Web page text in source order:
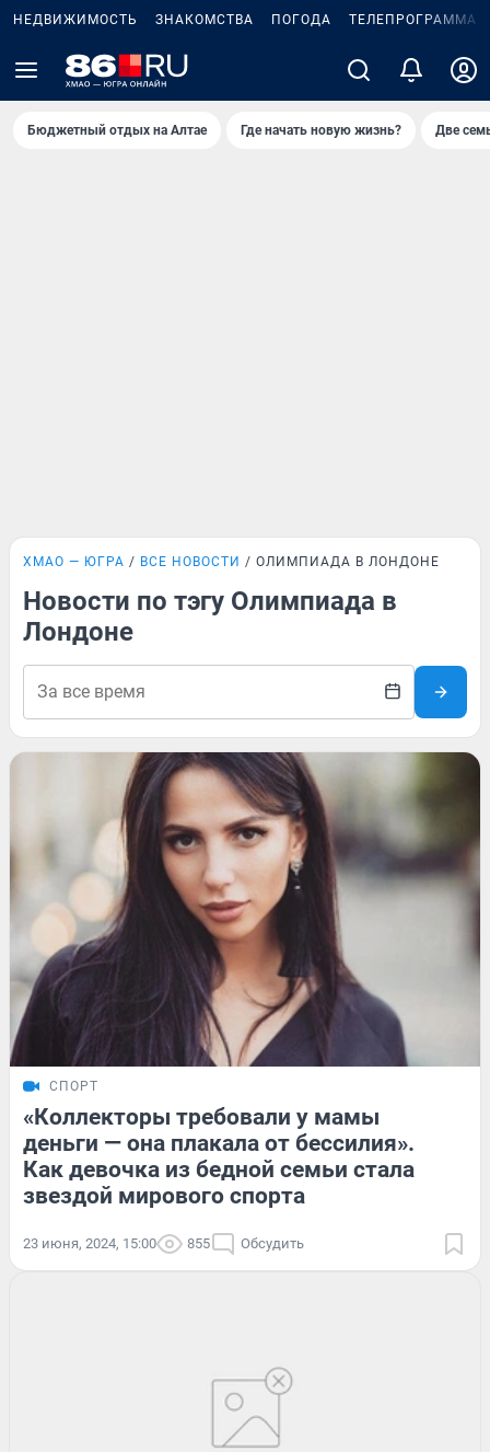
НЕДВИЖИМОСТЬ ЗНАКОМСТВА ПОГОДА ТЕЛЕПРОГРАММА
Бюджетный отдых на Алтае Где начать новую жизнь? Две
ХМАО — ЮГРА ВСЕ НОВОСТИ ОЛИМПИАДА В ЛОНДОНЕ
Новости по тэгу Олимпиада в
Лондоне
СПОРТ
«Коллекторы требовали у мамы
деньги — она плакала от бессилия».
Как девочка из бедной семьи стала
звездой мирового спорта
23 июня, 2024, 15:00 855 Обсудить